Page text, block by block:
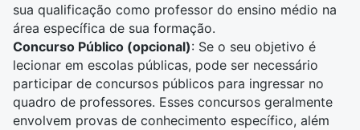
sua qualificação como professor do ensino médio na
área específica de sua formação.
Concurso Público (opcional): Se o seu objetivo é
lecionar em escolas públicas, pode ser necessário
participar de concursos públicos para ingressar no
quadro de professores. Esses concursos geralmente
envolvem provas de conhecimento específico, além